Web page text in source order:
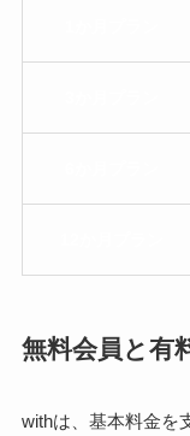
無料会員と有
withは、基本料金を